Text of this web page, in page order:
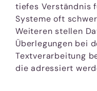
tiefes Verständnis
Systeme oft
Weiteren stellen
Überlegungen bei
Textverarbeitung
die adressiert